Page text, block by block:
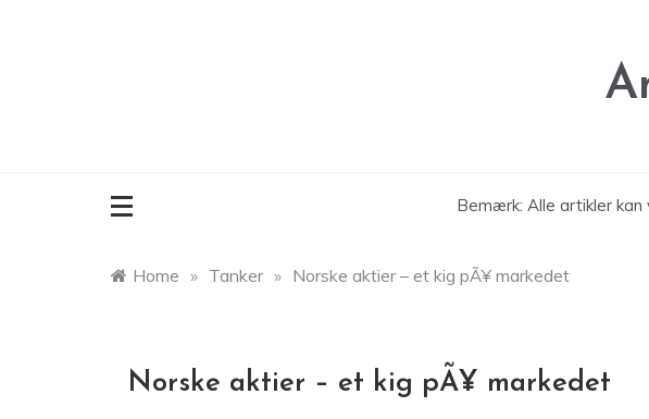
Bemærk: Alle artikler
Home » Tanker » Norske aktier – et kig pÃ¥ markedet
Norske aktier – et kig pÃ¥ markedet